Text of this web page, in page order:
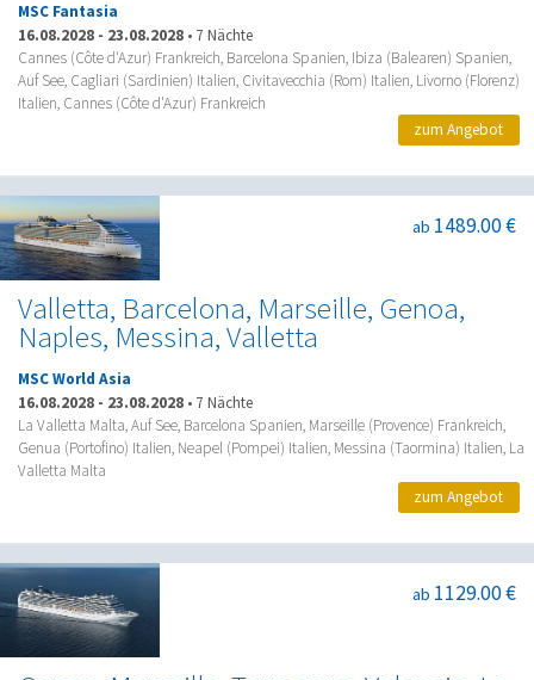
MSC Fantasia
16.08.2028 - 23.08.2028 • 7 Nächte
Cannes (Côte d'Azur) Frankreich, Barcelona Spanien, Ibiza (Balearen) Spanien,
Auf See, Cagliari (Sardinien) Italien, Civitavecchia (Rom) Italien, Livorno (Florenz)
Italien, Cannes (Côte d'Azur) Frankreich
zum Angebot
Valletta, Barcelona, Marseille, Genoa,
Naples, Messina, Valletta
ab 1489.00 €
MSC World Asia
16.08.2028 - 23.08.2028 • 7 Nächte
La Valletta Malta, Auf See, Barcelona Spanien, Marseille (Provence) Frankreich,
Genua (Portofino) Italien, Neapel (Pompei) Italien, Messina (Taormina) Italien, La
Valletta Malta
zum Angebot
ab 1129.00 €